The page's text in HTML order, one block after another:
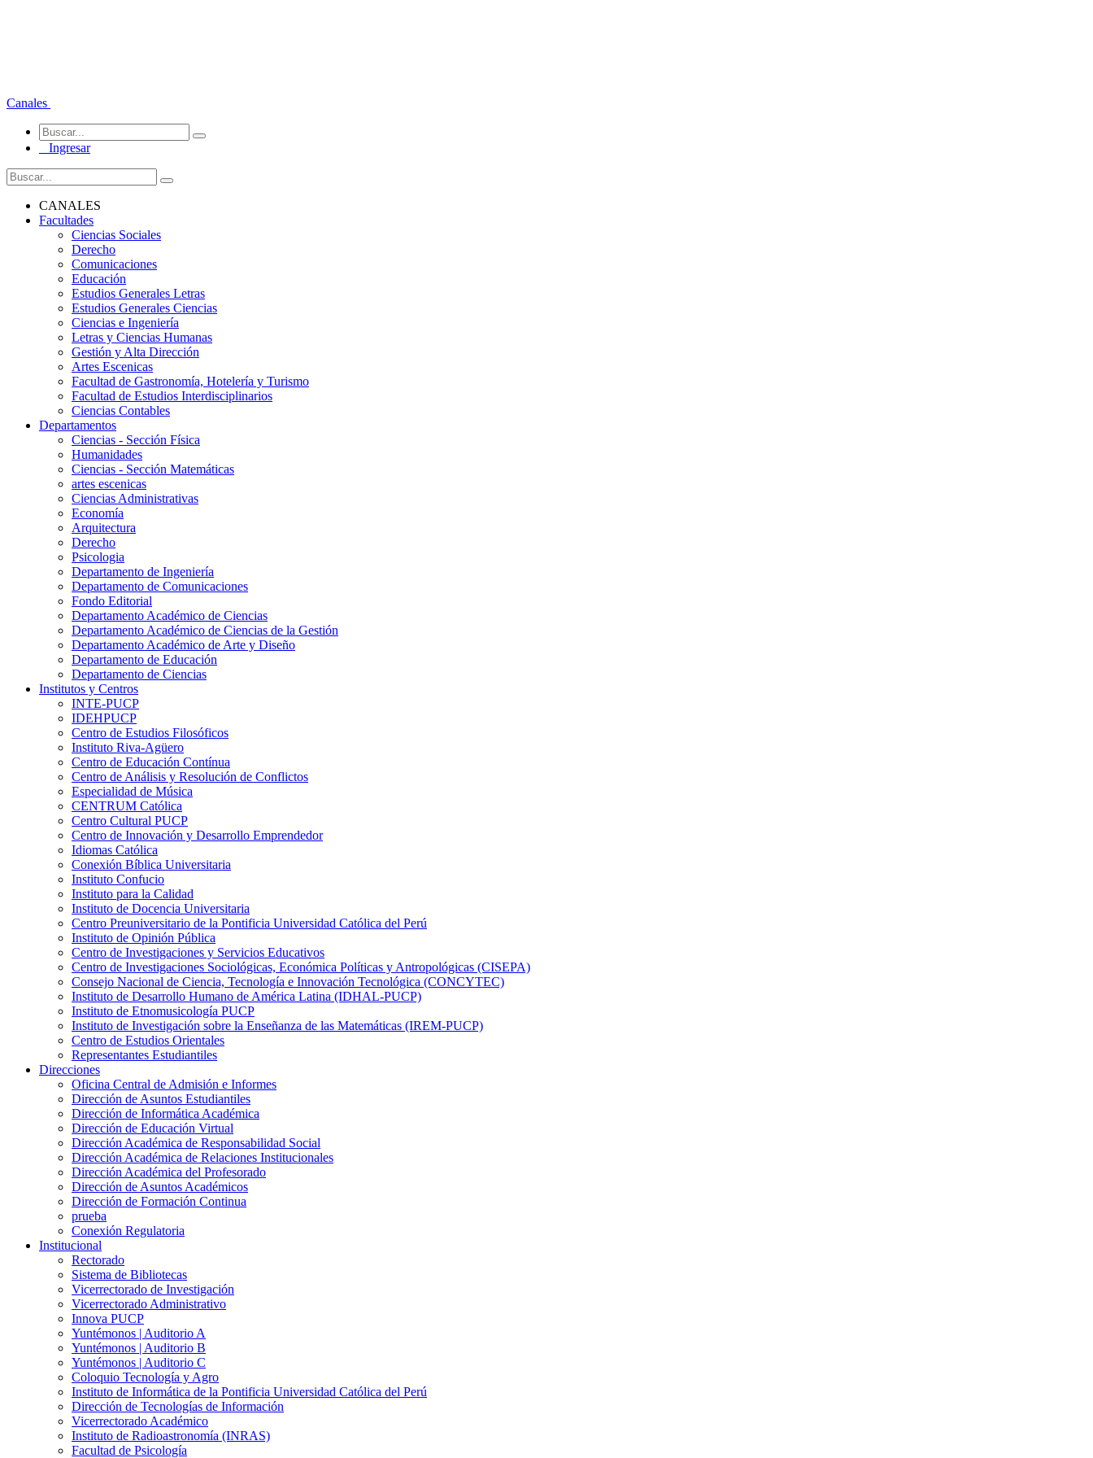
Canales
Ingresar
CANALES
Facultades
Ciencias Sociales
Derecho
Comunicaciones
Educación
Estudios Generales Letras
Estudios Generales Ciencias
Ciencias e Ingeniería
Letras y Ciencias Humanas
Gestión y Alta Dirección
Artes Escenicas
Facultad de Gastronomía, Hotelería y Turismo
Facultad de Estudios Interdisciplinarios
Ciencias Contables
Departamentos
Ciencias - Sección Física
Humanidades
Ciencias - Sección Matemáticas
artes escenicas
Ciencias Administrativas
Economía
Arquitectura
Derecho
Psicologia
Departamento de Ingeniería
Departamento de Comunicaciones
Fondo Editorial
Departamento Académico de Ciencias
Departamento Académico de Ciencias de la Gestión
Departamento Académico de Arte y Diseño
Departamento de Educación
Departamento de Ciencias
Institutos y Centros
INTE-PUCP
IDEHPUCP
Centro de Estudios Filosóficos
Instituto Riva-Agüero
Centro de Educación Contínua
Centro de Análisis y Resolución de Conflictos
Especialidad de Música
CENTRUM Católica
Centro Cultural PUCP
Centro de Innovación y Desarrollo Emprendedor
Idiomas Católica
Conexión Bíblica Universitaria
Instituto Confucio
Instituto para la Calidad
Instituto de Docencia Universitaria
Centro Preuniversitario de la Pontificia Universidad Católica del Perú
Instituto de Opinión Pública
Centro de Investigaciones y Servicios Educativos
Centro de Investigaciones Sociológicas, Económica Políticas y Antropológicas (CISEPA)
Consejo Nacional de Ciencia, Tecnología e Innovación Tecnológica (CONCYTEC)
Instituto de Desarrollo Humano de América Latina (IDHAL-PUCP)
Instituto de Etnomusicología PUCP
Instituto de Investigación sobre la Enseñanza de las Matemáticas (IREM-PUCP)
Centro de Estudios Orientales
Representantes Estudiantiles
Direcciones
Oficina Central de Admisión e Informes
Dirección de Asuntos Estudiantiles
Dirección de Informática Académica
Dirección de Educación Virtual
Dirección Académica de Responsabilidad Social
Dirección Académica de Relaciones Institucionales
Dirección Académica del Profesorado
Dirección de Asuntos Académicos
Dirección de Formación Continua
prueba
Conexión Regulatoria
Institucional
Rectorado
Sistema de Bibliotecas
Vicerrectorado de Investigación
Vicerrectorado Administrativo
Innova PUCP
Yuntémonos | Auditorio A
Yuntémonos | Auditorio B
Yuntémonos | Auditorio C
Coloquio Tecnología y Agro
Instituto de Informática de la Pontificia Universidad Católica del Perú
Dirección de Tecnologías de Información
Vicerrectorado Académico
Instituto de Radioastronomía (INRAS)
Facultad de Psicología